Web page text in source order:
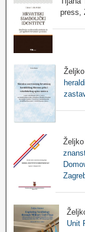
press,
Unit